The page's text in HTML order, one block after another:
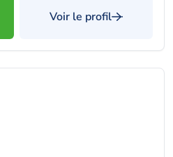
Voir le profil